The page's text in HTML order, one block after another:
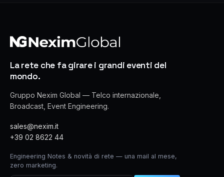
La rete che fa girare i grandi eventi del
mondo.
Gruppo Nexim Global — Telco internazionale,
Broadcast, Event Engineering.
sales@nexim.it
+39 02 8622 44
Engineering Notes & novità di rete — una mail al mese,
zero marketing.